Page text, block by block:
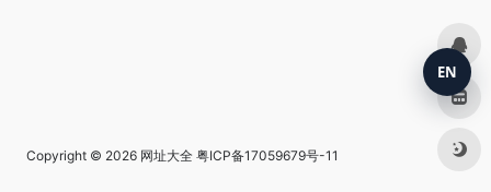
Copyright © 2026 网址大全 粤ICP备17059679号-11
EN